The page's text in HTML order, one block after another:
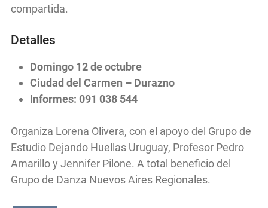
compartida.
Detalles
Domingo 12 de octubre
Ciudad del Carmen – Durazno
Informes: 091 038 544
Organiza Lorena Olivera, con el apoyo del Grupo de
Estudio Dejando Huellas Uruguay, Profesor Pedro
Amarillo y Jennifer Pilone. A total beneficio del
Grupo de Danza Nuevos Aires Regionales.